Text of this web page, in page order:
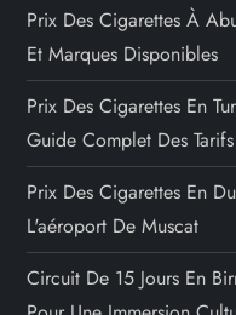
Prix Des Cigarettes À
Et Marques Disponibles
Prix Des Cigarettes En
Guide Complet Des
Prix Des Cigarettes En
L'aéroport De Muscat
Circuit De 15 Jours En